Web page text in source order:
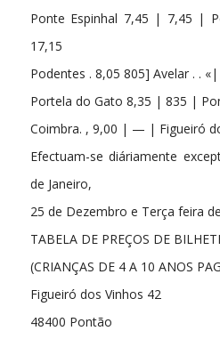
Ponte Espinhal 7,45 | 7,45 |
17,15
Podentes . 8,05 805] Avelar . .
Portela do Gato 8,35 | 835 |
Coimbra. , 9,00 | — | Figueiró
Efectuam-se diáriamente
de Janeiro,
25 de Dezembro e Terça feira
TABELA DE PREÇOS DE
(CRIANÇAS DE 4 A 10 ANOS
Figueiró dos Vinhos 42
48400 Pontão